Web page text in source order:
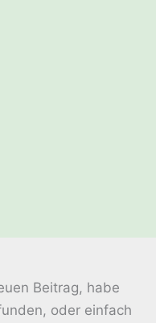
Beitrag, habe
oder einfach